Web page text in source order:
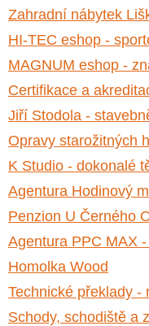
Zahradní nábytek
HI-TEC eshop -
MAGNUM eshop -
Certifikace a
Jiří Stodola -
Opravy starožitných
K Studio - dokonalé
Agentura Hodinový
Penzion U Černého
Agentura PPC MAX
Homolka Wood
Technické překlady -
Schody, schodiště a